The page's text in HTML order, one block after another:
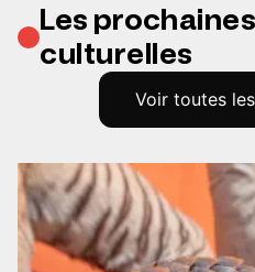
Les
culturelles
Voir toutes